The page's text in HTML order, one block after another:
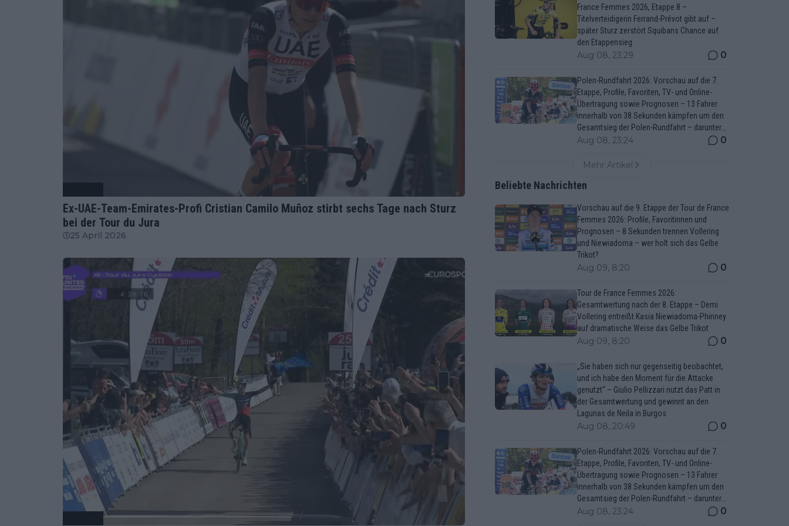
Ex-UAE-Team-Emirates-Profi Cristian Camilo Muñoz stirbt sechs Tage nach Sturz
bei der Tour du Jura
25 April 2026
France Femmes 2026, Etappe 8 –
Titelverteidigerin Ferrand-Prévot gibt auf –
später Sturz zerstört Squibans Chance auf
den Etappensieg
Aug 08, 23:29 0
Polen-Rundfahrt 2026: Vorschau auf die 7.
Etappe, Profile, Favoriten, TV- und Online-
Übertragung sowie Prognosen – 13 Fahrer
innerhalb von 38 Sekunden kämpfen um den
Gesamtsieg der Polen-Rundfahrt – darunter
Marco Brenner und Jan Christen
Aug 08, 23:24 0
Mehr Artikel
Beliebte Nachrichten
Vorschau auf die 9. Etappe der Tour de France
Femmes 2026: Profile, Favoritinnen und
Prognosen – 8 Sekunden trennen Vollering
und Niewiadoma – wer holt sich das Gelbe
Trikot?
Aug 09, 8:20 0
Tour de France Femmes 2026:
Gesamtwertung nach der 8. Etappe – Demi
Vollering entreißt Kasia Niewiadoma-Phinney
auf dramatische Weise das Gelbe Trikot
Aug 09, 8:20 0
„Sie haben sich nur gegenseitig beobachtet,
und ich habe den Moment für die Attacke
genutzt“ – Giulio Pellizzari nutzt das Patt in
der Gesamtwertung und gewinnt an den
Lagunas de Neila in Burgos
Aug 08, 20:49 0
Polen-Rundfahrt 2026: Vorschau auf die 7.
Etappe, Profile, Favoriten, TV- und Online-
Übertragung sowie Prognosen – 13 Fahrer
innerhalb von 38 Sekunden kämpfen um den
Gesamtsieg der Polen-Rundfahrt – darunter
Marco Brenner und Jan Christen
Aug 08, 23:24 0